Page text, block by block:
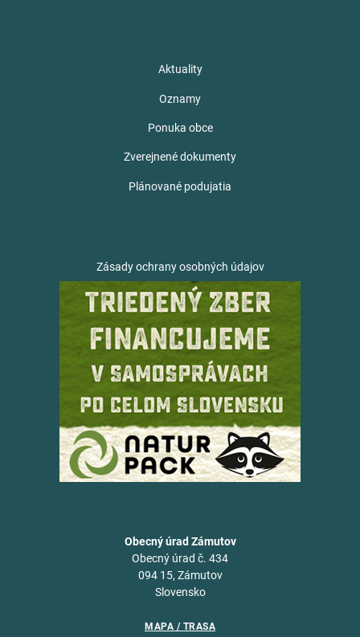
Aktuality
Oznamy
Ponuka obce
Zverejnené dokumenty
Plánované podujatia
Zásady ochrany osobných údajov
Obecný úrad Zámutov
Obecný úrad č. 434
094 15, Zámutov
Slovensko
MAPA / TRASA